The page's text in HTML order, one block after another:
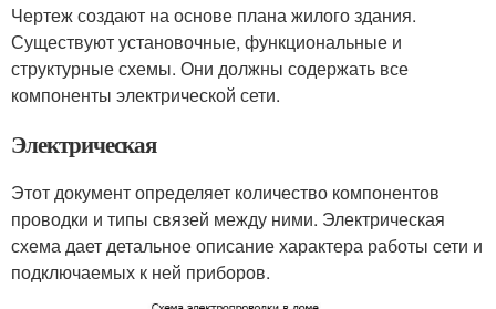
Чертеж создают на основе плана жилого здания.
Существуют установочные, функциональные и
структурные схемы. Они должны содержать все
компоненты электрической сети.
Электрическая
Этот документ определяет количество компонентов
проводки и типы связей между ними. Электрическая
схема дает детальное описание характера работы сети и
подключаемых к ней приборов.